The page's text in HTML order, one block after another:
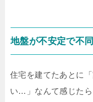
地盤が不安定で不
住宅を建てたあとに
い…」なんて感じた